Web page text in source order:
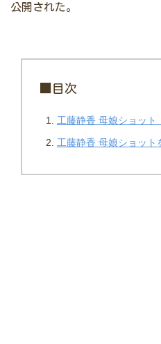
公開された。
■目次
工藤静香 母娘ショッ
工藤静香 母娘ショット